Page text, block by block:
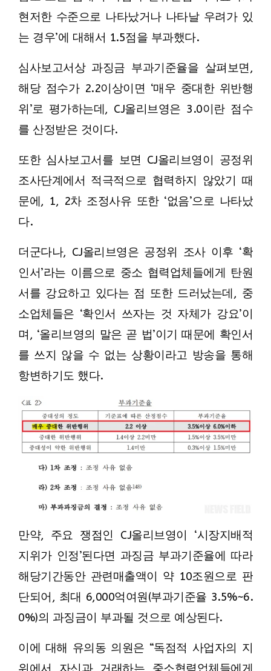
현저한 수준으로 나타났거나 나타날 우려가 있
는 경우’에 대해서 1.5점을 부과했다.
심사보고서상 과징금 부과기준율을 살펴보면,
해당 점수가 2.2이상이면 ‘매우 중대한 위반행
위’로 평가하는데, CJ올리브영은 3.0이란 점수
를 산정받은 것이다.
또한 심사보고서를 보면 CJ올리브영이 공정위
조사단계에서 적극적으로 협력하지 않았기 때
문에, 1, 2차 조정사유 또한 ‘없음’으로 나타났
다.
더군다나, CJ올리브영은 공정위 조사 이후 ‘확
인서’라는 이름으로 중소 협력업체들에게 탄원
서를 강요하고 있다는 점 또한 드러났는데, 중
소업체들은 ‘확인서 쓰자는 것 자체가 강요’이
며, ‘올리브영의 말은 곧 법’이기 때문에 확인서
를 쓰지 않을 수 없는 상황이라고 방송을 통해
항변하기도 했다.
만약, 주요 쟁점인 CJ올리브영이 ‘시장지배적
지위가 인정’된다면 과징금 부과기준율에 따라
해당기간동안 관련매출액이 약 10조원으로 판
단되어, 최대 6,000억여원(부과기준율 3.5%~6.
0%)의 과징금이 부과될 것으로 예상된다.
이에 대해 유의동 의원은 “독점적 사업자의 지